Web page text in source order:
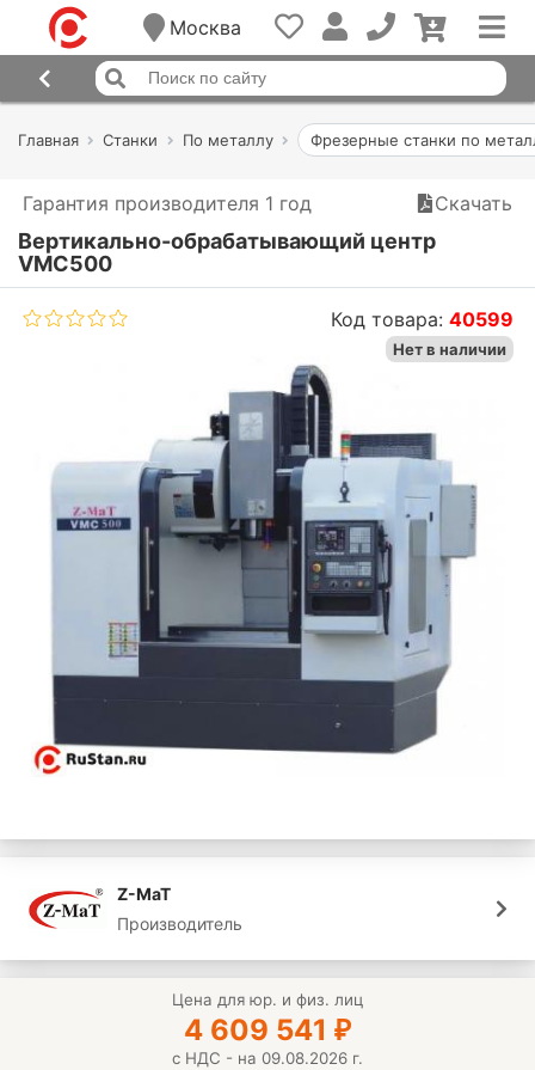
Москва
Главная Станки По металлу Фрезерные станки по
Гарантия производителя 1 год Скачать
Вертикально-обрабатывающий центр
VMC500
Код товара:40599
Нет в наличии
Z-MaT
Производитель
Цена для юр. и физ. лиц
4 609 541 ₽
с НДС - на 09.08.2026 г.